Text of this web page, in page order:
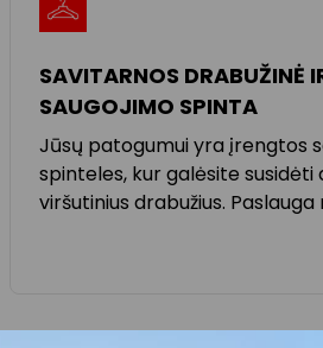
SAVITARNOS DRABUŽINĖ
SAUGOJIMO SPINTA
Jūsų patogumui yra įrengtos
spinteles, kur galėsite susidėti
viršutinius drabužius.